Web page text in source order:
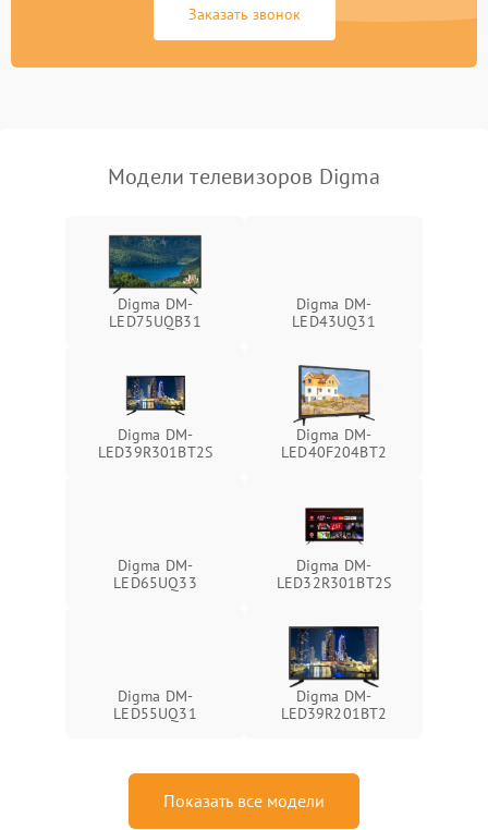
Заказать звонок
Модели телевизоров Digma
Digma DM-
LED75UQB31
Digma DM-
LED43UQ31
Digma DM-
LED39R301BT2S
Digma DM-
LED40F204BT2
Digma DM-
LED65UQ33
Digma DM-
LED32R301BT2S
Digma DM-
LED55UQ31
Digma DM-
LED39R201BT2
Показать все модели